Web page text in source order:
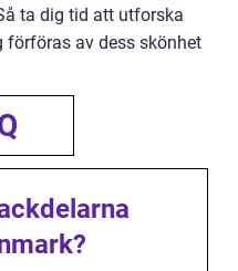
ta dig tid att utforska
förföras av dess skönhet